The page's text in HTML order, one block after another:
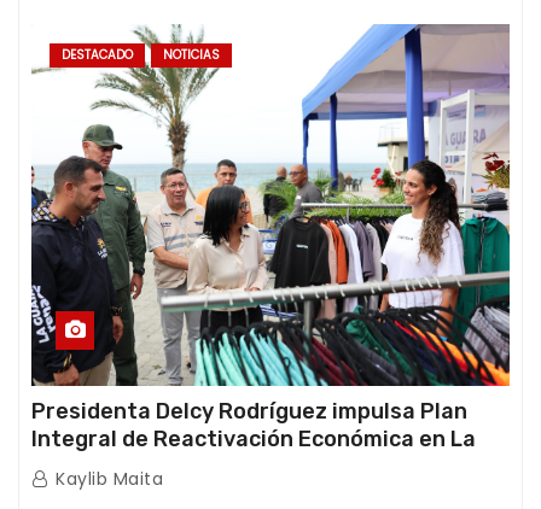
DESTACADO NOTICIAS
Presidenta Delcy Rodríguez impulsa Plan
Integral de Reactivación Económica en La
Guaira
Kaylib Maita